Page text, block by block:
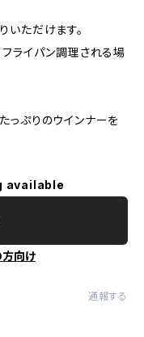
いただけます。
ライパン調理される場
っぷりのウインナーを
available
向け
通報する